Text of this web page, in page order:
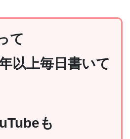
て
以上毎日書いて
も